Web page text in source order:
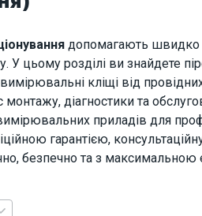
допомагають швидко
У цьому розділі ви знайдете
кліщі від
діагностики та
приладів для
гарантією,
безпечно та з максимальною